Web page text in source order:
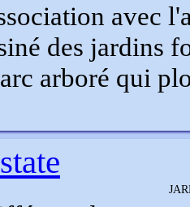
avec
des jardins
arboré qui